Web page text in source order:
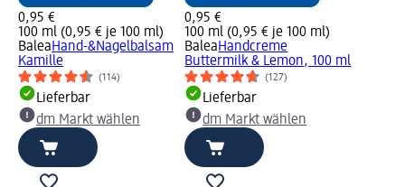
0,95 €
100 ml (0,95 € je 100 ml)
BaleaHand-&Nagelbalsam
Kamille
(114)
Lieferbar
dm Markt wählen
0,95 €
100 ml (0,95 € je 100 ml)
BaleaHandcreme
Buttermilk & Lemon, 100 ml
(127)
Lieferbar
dm Markt wählen